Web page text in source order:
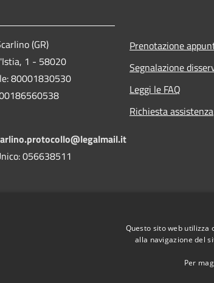
(GR)
1 - 58020
80001830530
056638511
Prenotazione
Segnalazione
Leggi le FAQ
Richiesta assistenza
Questo sito web
alla navigazione del
Per